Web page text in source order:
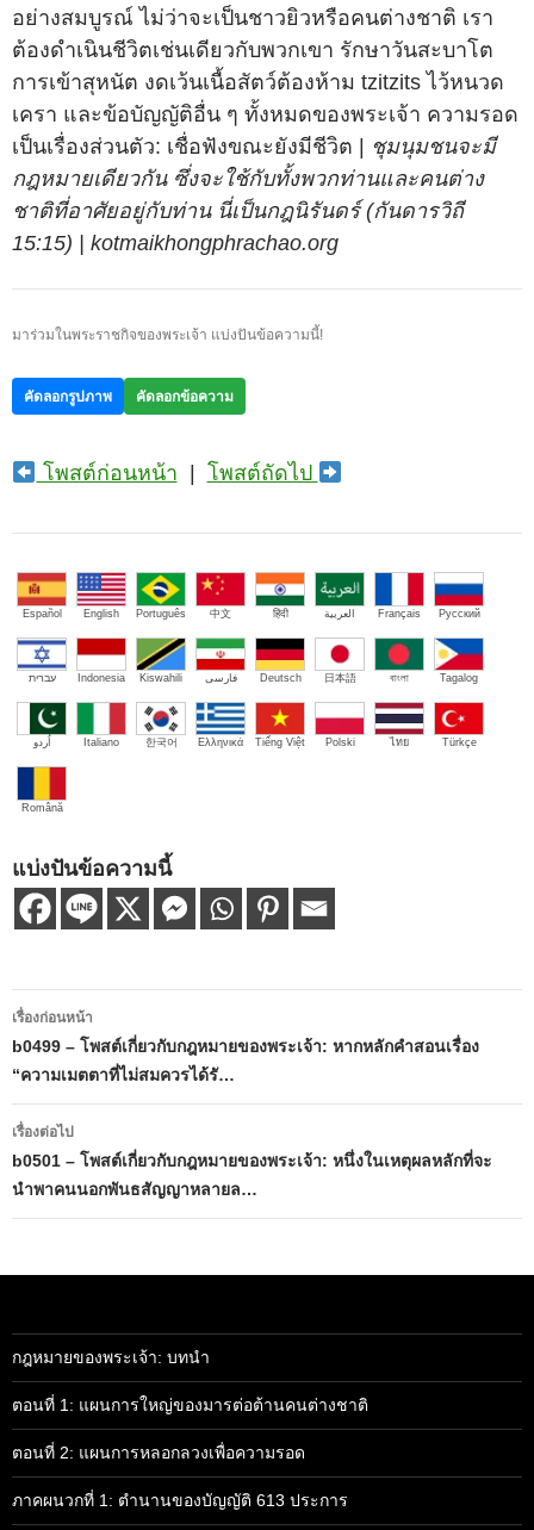
อย่างสมบูรณ์ ไม่ว่าจะเป็นชาวยิวหรือคนต่างชาติ เรา
ต้องดำเนินชีวิตเช่นเดียวกับพวกเขา รักษาวันสะบาโต
การเข้าสุหนัต งดเว้นเนื้อสัตว์ต้องห้าม tzitzits ไว้หนวด
เครา และข้อบัญญัติอื่น ๆ ทั้งหมดของพระเจ้า ความรอด
เป็นเรื่องส่วนตัว: เชื่อฟังขณะยังมีชีวิต | ชุมนุมชนจะมี
กฎหมายเดียวกัน ซึ่งจะใช้กับทั้งพวกท่านและคนต่าง
ชาติที่อาศัยอยู่กับท่าน นี่เป็นกฎนิรันดร์ (กันดารวิถี
15:15) | kotmaikhongphrachao.org
มาร่วมในพระราชกิจของพระเจ้า แบ่งปันข้อความนี้!
คัดลอกรูปภาพ คัดลอกข้อความ
โพสต์ก่อนหน้า โพสต์ถัดไป
Español English Português 中文 हिंदी العربية Français Русский
עברית Indonesia Kiswahili فارسی Deutsch 日本語 বাংলা Tagalog
اُردو Italiano 한국어 Ελληνικά Tiếng Việt Polski ไทย Türkçe
Română
แบ่งปันข้อความนี้
เมนู
นำทาง
เรื่อง
เรื่องก่อนหน้า
b0499 – โพสต์เกี่ยวกับกฎหมายของพระเจ้า: หากหลักคำสอนเรื่อง
“ความเมตตาที่ไม่สมควรได้รั…
เรื่องต่อไป
b0501 – โพสต์เกี่ยวกับกฎหมายของพระเจ้า: หนึ่งในเหตุผลหลักที่จะ
นำพาคนนอกพันธสัญญาหลายล…
กฎหมายของพระเจ้า: บทนำ
ตอนที่ 1: แผนการใหญ่ของมารต่อต้านคนต่างชาติ
ตอนที่ 2: แผนการหลอกลวงเพื่อความรอด
ภาคผนวกที่ 1: ตำนานของบัญญัติ 613 ประการ